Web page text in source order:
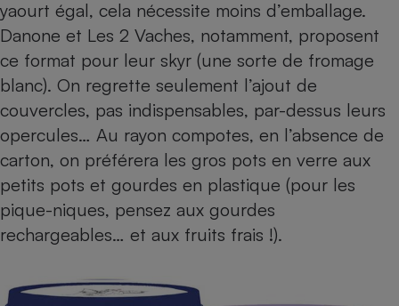
yaourt égal, cela nécessite moins d’emballage.
Danone et Les 2 Vaches, notamment, proposent
ce format pour leur skyr (une sorte de fromage
blanc). On regrette seulement l’ajout de
couvercles, pas indispensables, par-dessus leurs
opercules… Au rayon compotes, en l’absence de
carton, on préférera les gros pots en verre aux
petits pots et gourdes en plastique (pour les
pique-niques, pensez aux gourdes
rechargeables… et aux fruits frais !).